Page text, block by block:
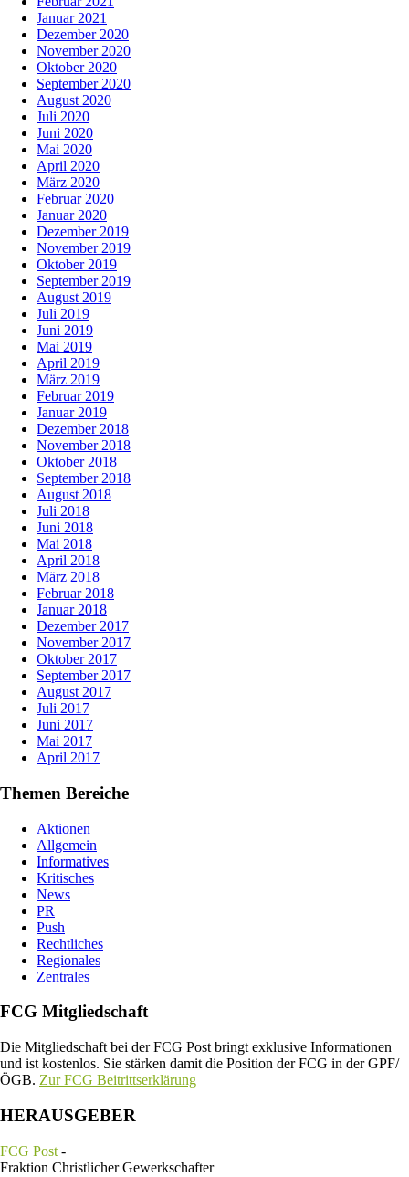
Januar 2021
Dezember 2020
November 2020
Oktober 2020
September 2020
August 2020
Juli 2020
Juni 2020
Mai 2020
April 2020
März 2020
Februar 2020
Januar 2020
Dezember 2019
November 2019
Oktober 2019
September 2019
August 2019
Juli 2019
Juni 2019
Mai 2019
April 2019
März 2019
Februar 2019
Januar 2019
Dezember 2018
November 2018
Oktober 2018
September 2018
August 2018
Juli 2018
Juni 2018
Mai 2018
April 2018
März 2018
Februar 2018
Januar 2018
Dezember 2017
November 2017
Oktober 2017
September 2017
August 2017
Juli 2017
Juni 2017
Mai 2017
April 2017
Themen Bereiche
Aktionen
Allgemein
Informatives
Kritisches
News
PR
Push
Rechtliches
Regionales
Zentrales
FCG Mitgliedschaft
Die Mitgliedschaft bei der FCG Post bringt exklusive Informationen
und ist kostenlos. Sie stärken damit die Position der FCG in der GPF/
ÖGB. Zur FCG Beitrittserklärung
HERAUSGEBER
FCG Post -
Fraktion Christlicher Gewerkschafter